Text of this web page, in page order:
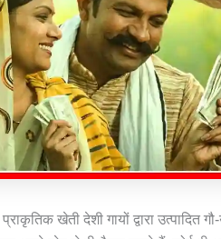
खेती देशी गायों द्वारा उत्पादित गौ-